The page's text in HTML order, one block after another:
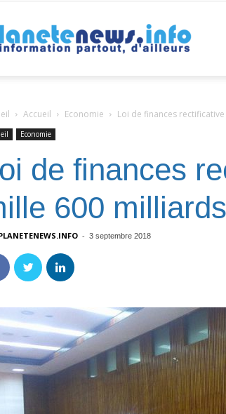
Accueil Economie Loi de finances
Economie
de finances
600
- 3 septembre 2018